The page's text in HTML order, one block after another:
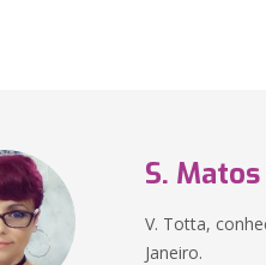
S.
V. Totta,
Janeiro.